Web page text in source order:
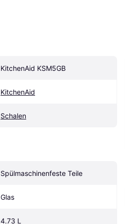
KitchenAid KSM5GB
KitchenAid
Schalen
Spülmaschinenfeste Teile
Glas
4.73 L